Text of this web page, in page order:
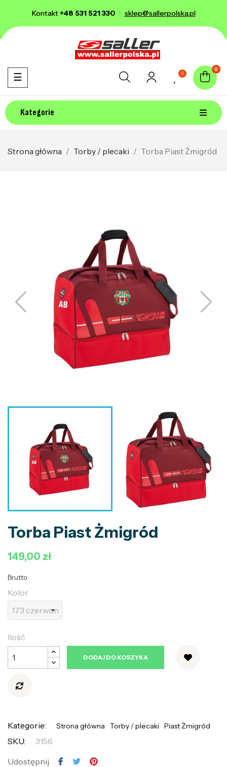
Kontakt+48 531 521 330 · sklep@sallerpolska.pl
0
0
Kategorie
Toggle navigation
☰
Strona główna Torby / plecaki Torba Piast Żmigród
Torba Piast Żmigród
149,00 zł
Brutto
Kolor
Ilość
DODAJ DO KOSZYKA
Kategorie: Strona główna Torby / plecaki Piast Żmigród
SKU:
3156
Udostępnij